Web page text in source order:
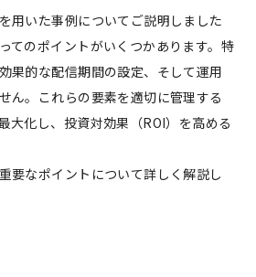
用いた事例についてご説明しました
てのポイントがいくつかあります。特
果的な配信期間の設定、そして運用
ん。これらの要素を適切に管理する
大化し、投資対効果（ROI）を高める
要なポイントについて詳しく解説し